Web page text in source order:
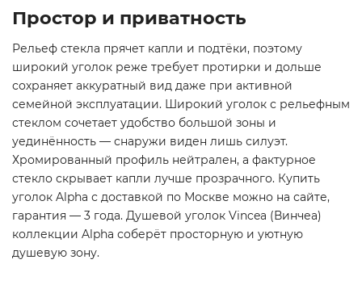
Простор и приватность
Рельеф стекла прячет капли и подтёки, поэтому
широкий уголок реже требует протирки и дольше
сохраняет аккуратный вид даже при активной
семейной эксплуатации. Широкий уголок с рельефным
стеклом сочетает удобство большой зоны и
уединённость — снаружи виден лишь силуэт.
Хромированный профиль нейтрален, а фактурное
стекло скрывает капли лучше прозрачного. Купить
уголок Alpha с доставкой по Москве можно на сайте,
гарантия — 3 года. Душевой уголок Vincea (Винчеа)
коллекции Alpha соберёт просторную и уютную
душевую зону.